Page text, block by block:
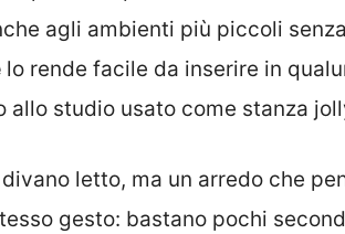
agli ambienti più piccoli
lo rende facile da inserire in
allo studio usato come stanza
letto, ma un arredo che
gesto: bastano pochi